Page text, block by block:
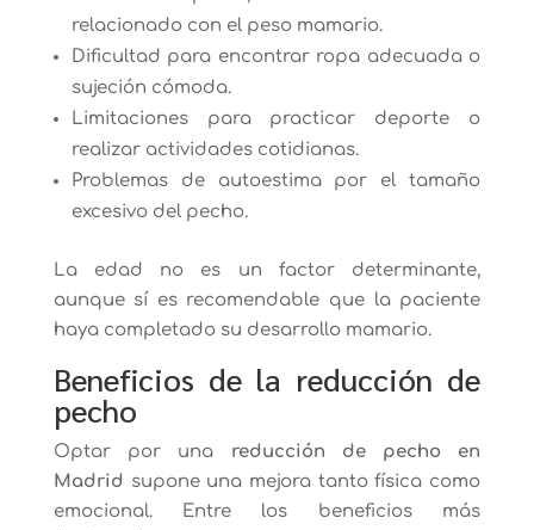
relacionado con el peso mamario.
Dificultad para encontrar ropa adecuada o
sujeción cómoda.
Limitaciones para practicar deporte o
realizar actividades cotidianas.
Problemas de autoestima por el tamaño
excesivo del pecho.
La edad no es un factor determinante,
aunque sí es recomendable que la paciente
haya completado su desarrollo mamario.
Beneficios de la reducción de
pecho
Optar por una reducción de pecho en
Madrid supone una mejora tanto física como
emocional. Entre los beneficios más